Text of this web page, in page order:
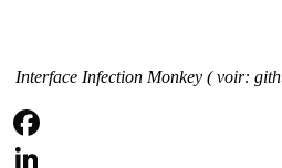
Interface Infection Monkey ( voir:
Facebook